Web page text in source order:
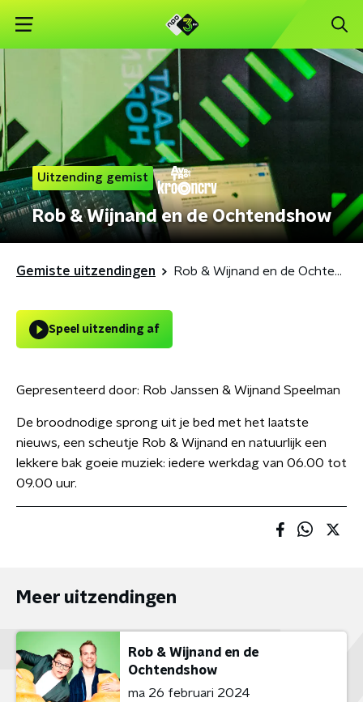
Uitzending gemist
Rob & Wijnand en de Ochtendshow
Gemiste uitzendingen Rob & Wijnand en de Ochtendshow
Speel uitzending af
Gepresenteerd door: Rob Janssen & Wijnand Speelman
De broodnodige sprong uit je bed met het laatste
nieuws, een scheutje Rob & Wijnand en natuurlijk een
lekkere bak goeie muziek: iedere werkdag van 06.00 tot
09.00 uur.
Meer uitzendingen
Rob & Wijnand en de
Ochtendshow
ma 26 februari 2024